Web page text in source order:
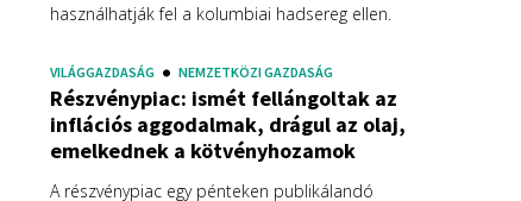
használhatják fel a kolumbiai hadsereg ellen.
VILÁGGAZDASÁG NEMZETKÖZI GAZDASÁG
Részvénypiac: ismét fellángoltak az
inflációs aggodalmak, drágul az olaj,
emelkednek a kötvényhozamok
A részvénypiac egy pénteken publikálandó